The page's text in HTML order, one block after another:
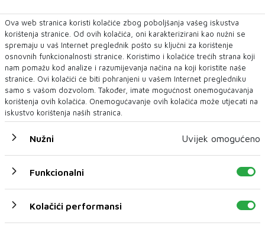
Ova web stranica koristi kolačiće zbog poboljšanja vašeg iskustva
korištenja stranice. Od ovih kolačića, oni karakterizirani kao nužni se
spremaju u vaš Internet preglednik pošto su ključni za korištenje
osnovnih funkcionalnosti stranice. Koristimo i kolačiće trećih strana koji
nam pomažu kod analize i razumijevanja načina na koji koristite naše
stranice. Ovi kolačići će biti pohranjeni u vašem Internet pregledniku
samo s vašom dozvolom. Također, imate mogućnost onemogućavanja
korištenja ovih kolačića. Onemogućavanje ovih kolačića može utjecati na
iskustvo korištenja naših stranica.
Nužni Uvijek omogućeno
Funkcionalni
Kolačići performansi